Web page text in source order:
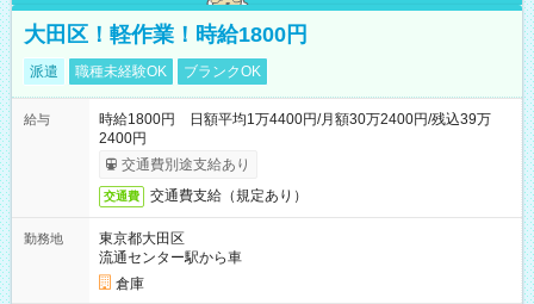
大田区！軽作業！時給1800円
派遣 職種未経験OK ブランクOK
給与
時給1800円 日額平均1万4400円/月額30万2400円/残込39万
2400円
交通費別途支給あり
交通費 交通費支給（規定あり）
勤務地
東京都大田区
流通センター駅から車
倉庫